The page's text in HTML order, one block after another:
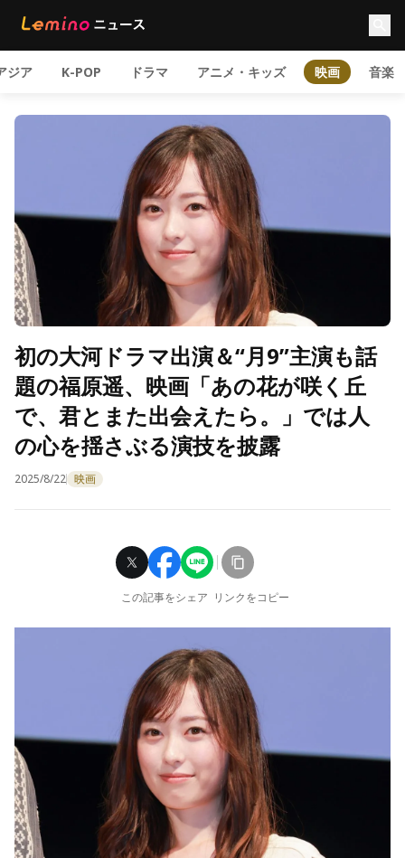
ジア K-POP ドラマ アニメ・キッズ 映画 音楽
初の大河ドラマ出演＆“月9”主演も話
題の福原遥、映画「あの花が咲く丘
で、君とまた出会えたら。」では人
の心を揺さぶる演技を披露
2025/8/22 映画
この記事をシェア リンクをコピー